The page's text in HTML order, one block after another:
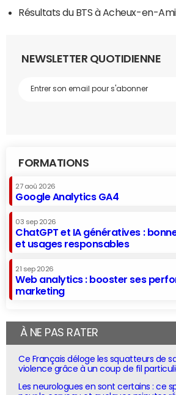
Résultats du BTS à Acheux-en-
NEWSLETTER QUOTIDIENNE
FORMATIONS
27 aoû 2026
Google Analytics GA4
03 sep 2026
ChatGPT et IA génératives :
et usages responsables
21 sep 2026
Web analytics : booster ses
marketing
À NE PAS RATER
Ce Français déloge les squatteurs de
violence grâce à un coup de fil
Les neurologues en sont certains : ce